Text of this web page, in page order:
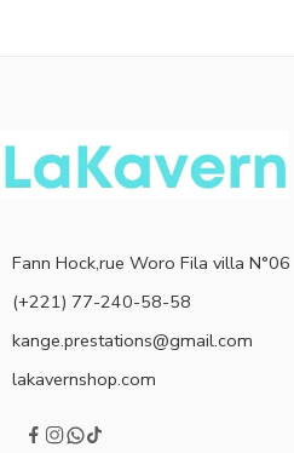
Fann Hock,rue Woro Fila villa N°06
(+221) 77-240-58-58
kange.prestations@gmail.com
lakavernshop.com